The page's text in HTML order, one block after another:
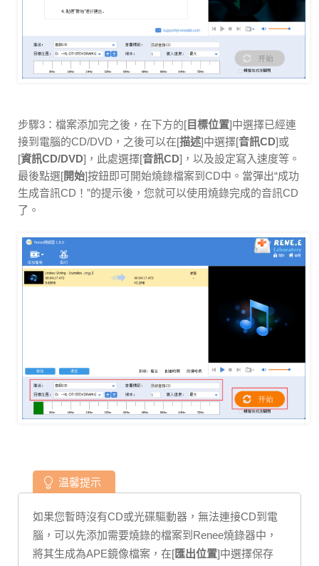
步驟3：檔案添加完之後，在下方的[ 目標位置]中選擇已經連
接到電腦的CD/DVD，之後可以在[描述]中選擇[音訊CD]或
[資訊CD/DVD]，此處選擇[音訊CD]，以及設定寫入速度等。
最後點選[開始]按鈕即可開始燒錄檔案到CD中。當彈出“成功
生成音訊CD！”的提示後，您就可以使用燒錄完成的音訊CD
了。
温馨提示
如果您暫時沒有CD或光碟驅動器，無法連接CD到電
腦，可以先添加需要燒錄的檔案到Renee燒錄器中，
將其生成為APE鏡像檔案，在[匯出位置]中選擇保存